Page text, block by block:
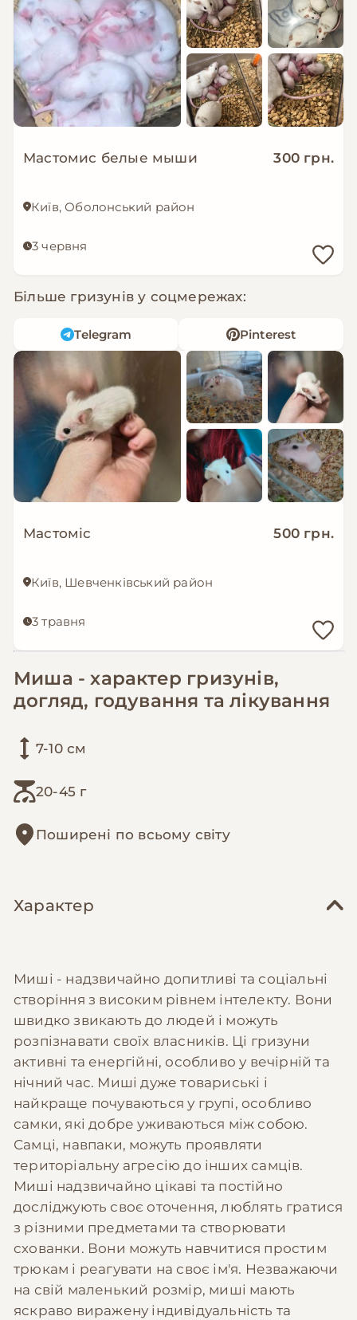
Мастомис белые мыши 300 грн.
Київ, Оболонський район
3 червня
Більше гризунів у соцмережах:
Telegram Pinterest
Мастоміс 500 грн.
Київ, Шевченківський район
3 травня
Миша - характер гризунів,
догляд, годування та лікування
7-10 см
20-45 г
Поширені по всьому світу
Характер
Миші - надзвичайно допитливі та соціальні
створіння з високим рівнем інтелекту. Вони
швидко звикають до людей і можуть
розпізнавати своїх власників. Ці гризуни
активні та енергійні, особливо у вечірній та
нічний час. Миші дуже товариські і
найкраще почуваються у групі, особливо
самки, які добре уживаються між собою.
Самці, навпаки, можуть проявляти
територіальну агресію до інших самців.
Миші надзвичайно цікаві та постійно
досліджують своє оточення, люблять гратися
з різними предметами та створювати
схованки. Вони можуть навчитися простим
трюкам і реагувати на своє ім'я. Незважаючи
на свій маленький розмір, миші мають
яскраво виражену індивідуальність та